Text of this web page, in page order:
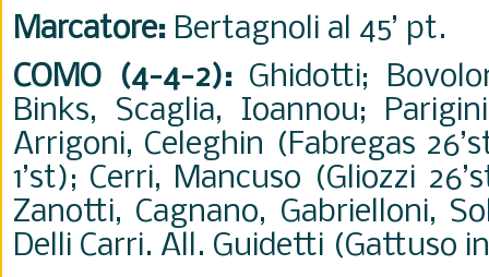
Marcatore: Bertagnoli al 45’ pt.
COMO (4-4-2): Ghidotti;
Binks, Scaglia, Ioannou;
Arrigoni, Celeghin (Fabregas
1’st); Cerri, Mancuso (Gliozzi
Zanotti, Cagnano, Gabrielloni,
Delli Carri. All. Guidetti (Gattuso